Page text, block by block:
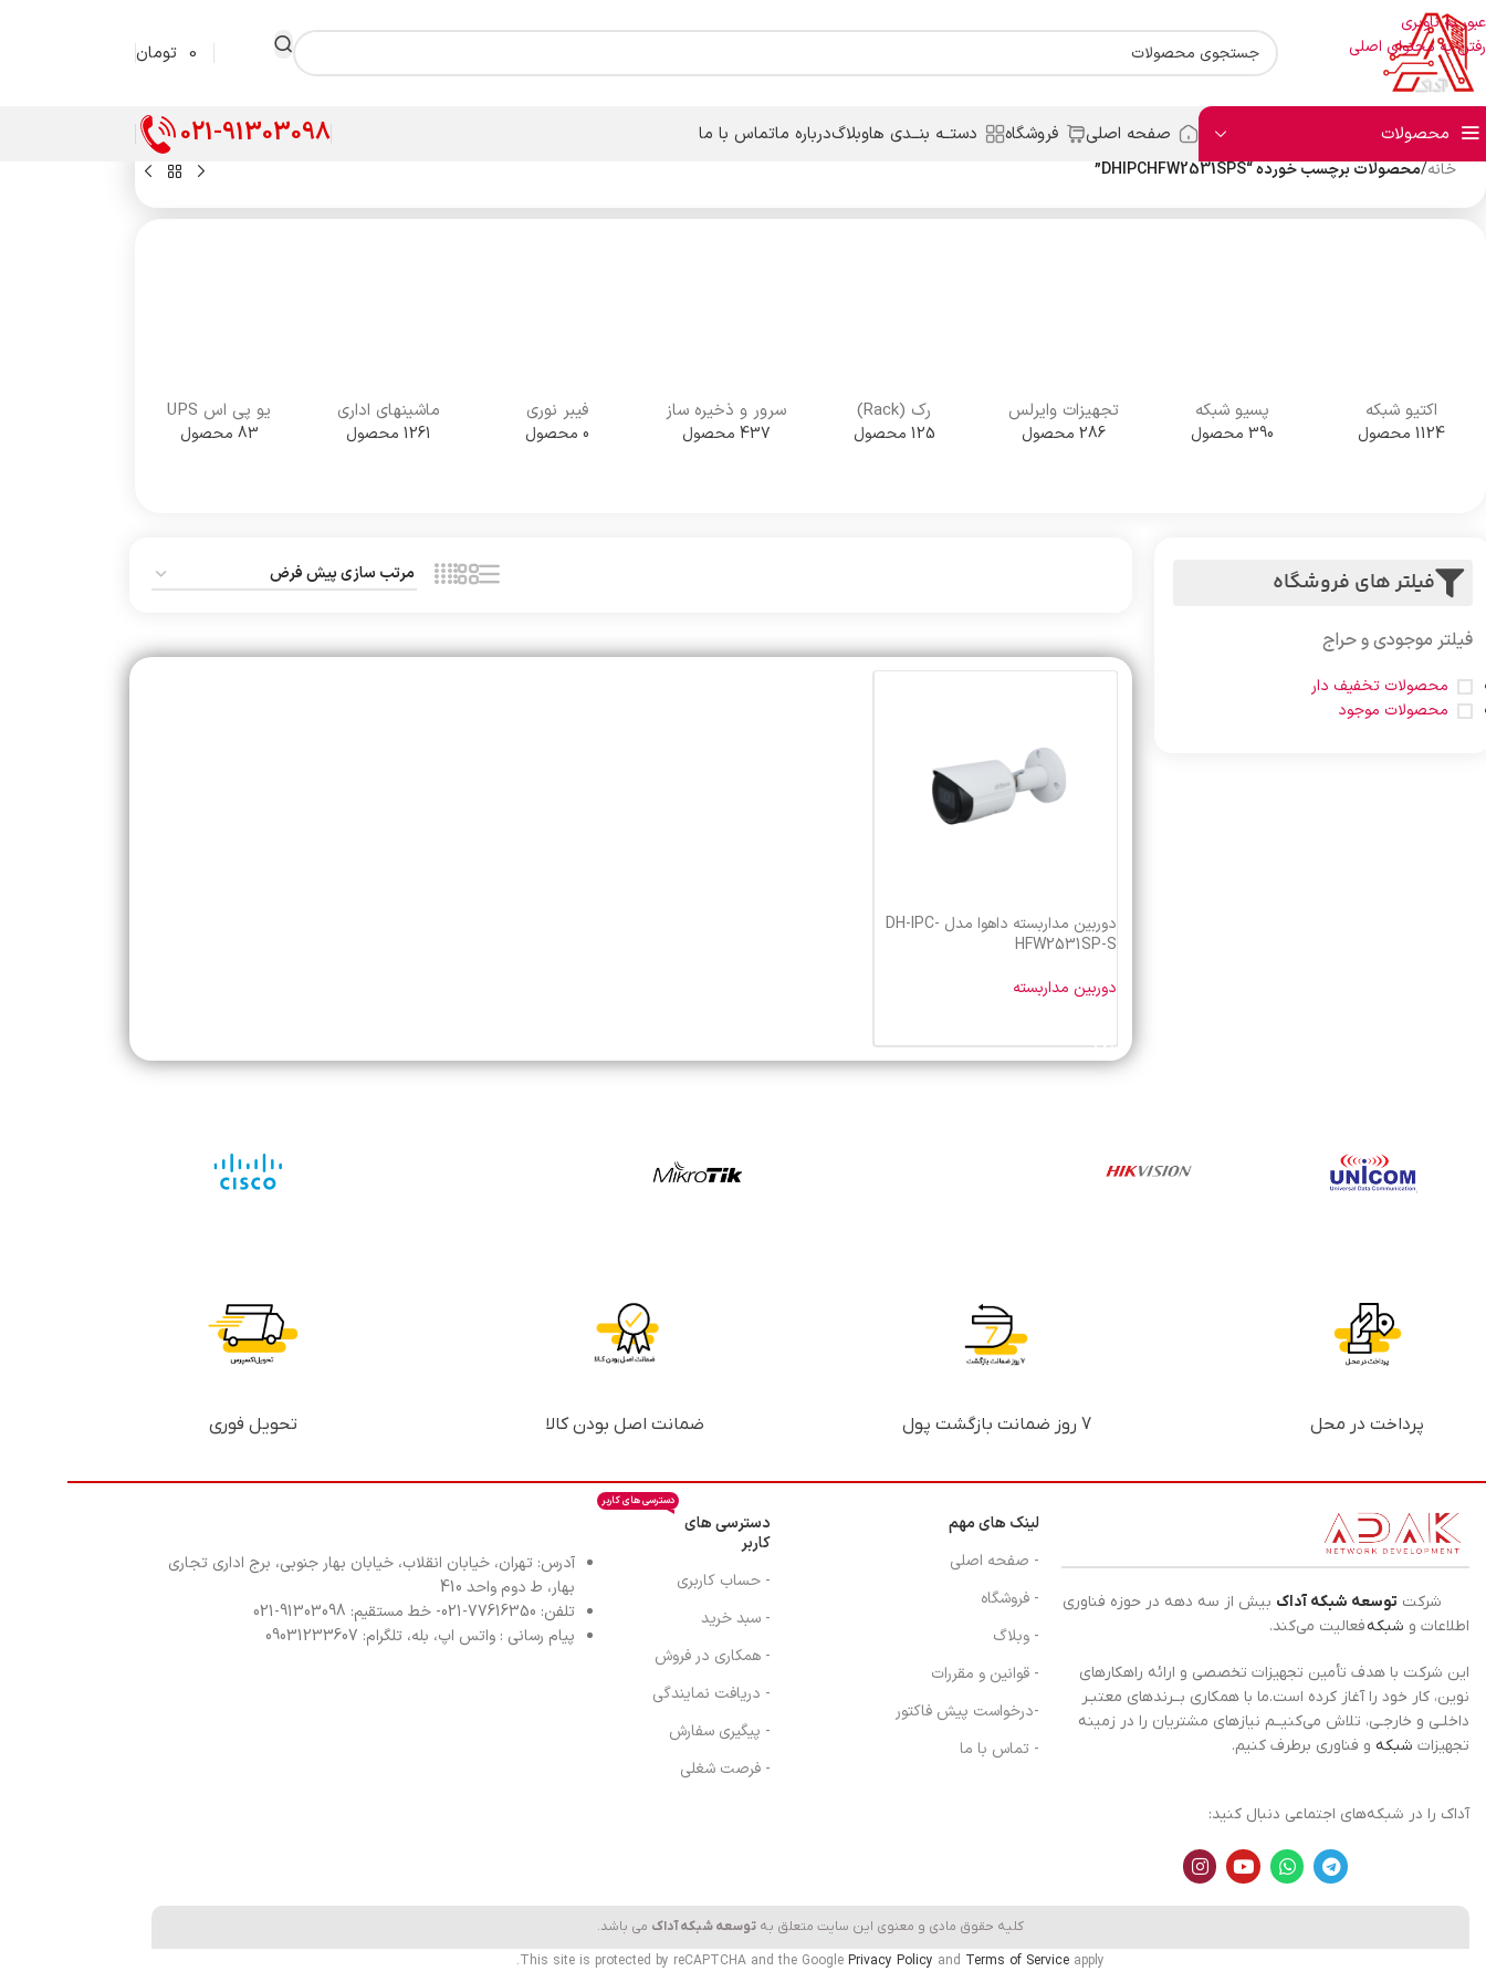
عبور به ناوبری
رفتن به محتوای اصلی
0 تومان
محصولات صفحه اصلی فروشگاه دستــه بنــدی هاوبلاگدرباره ماتماس با ما 021-91303098
خانه/محصولات برچسب خورده “DHIPCHFW2531SPS”
اکتیو شبکه
1124 محصول
پسیو شبکه
390 محصول
تجهیزات وایرلس
286 محصول
رک (Rack)
125 محصول
سرور و ذخیره ساز
437 محصول
فیبر نوری
0 محصول
ماشینهای اداری
1261 محصول
یو پی اس UPS
83 محصول
فیلتر های فروشگاه
فیلتر موجودی و حراج
محصولات تخفیف دار
محصولات موجود
دوربین مداربسته داهوا مدل DH-IPC-
HFW2531SP-S
دوربین مداربسته
پرداخت در محل 7 روز ضمانت بازگشت پول ضمانت اصل بودن کالا تحویل فوری
شرکت توسعه شبکه آداک بیش از سه دهه در حوزه فناوری
اطلاعات و شبکهفعالیت می‌کند.
این شرکت با هدف تأمین تجهیزات تخصصی و ارائه راهکارهای
نوین، کار خود را آغاز کرده است.ما با همکاری بــرندهای معتبـر
داخلـی و خارجـی، تلاش می‌کنیــم نیازهای مشتریان را در زمینه
تجهیزات شبکه و فناوری برطرف کنیم.
آداک را در شبکه‌های اجتماعی دنبال کنید:
لینک های مهم
- صفحه اصلی
- فروشگاه
- وبلاگ
- قوانین و مقررات
-درخواست پیش فاکتور
- تماس با ما
دسترسی های
کاربر
دسترسی های کاربر
- حساب کاربری
- سبد خرید
- همکاری در فروش
- دریافت نمایندگی
- پیگیری سفارش
- فرصت شغلی
آدرس: تهران، خیابان انقلاب، خیابان بهار جنوبی، برج اداری تجاری
بهار، ط دوم واحد 410
تلفن: 77616350-021- خط مستقیم: 91303098-021
پیام رسانی : واتس اپ، بله، تلگرام: 09031233607
کلیه حقوق مادی و معنوی این سایت متعلق به توسعه شبکه آداک می باشد.
This site is protected by reCAPTCHA and the Google Privacy Policy and Terms of Service apply.